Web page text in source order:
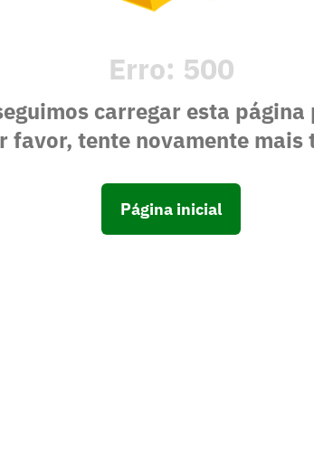
Erro: 500
carregar esta
favor, tente novamente mais
Página inicial